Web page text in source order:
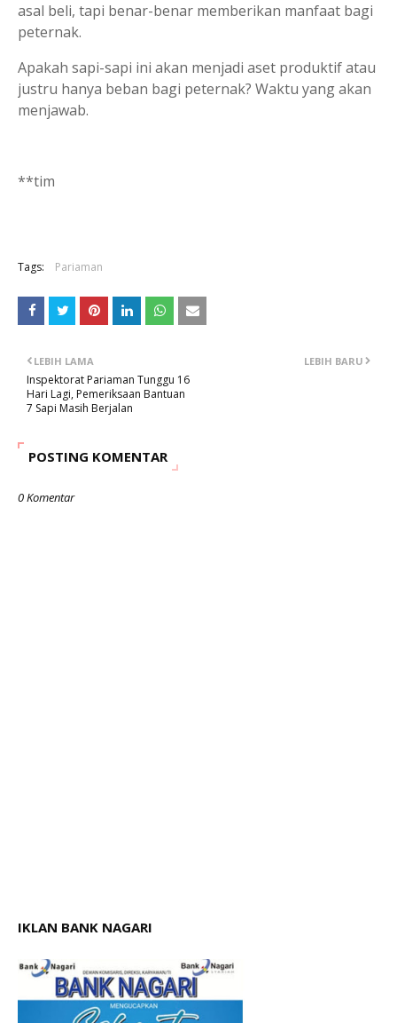
asal beli, tapi benar-benar memberikan manfaat bagi
peternak.
Apakah sapi-sapi ini akan menjadi aset produktif atau
justru hanya beban bagi peternak? Waktu yang akan
menjawab.
**tim
Tags: Pariaman
LEBIH BARU
LEBIH LAMA
Inspektorat Pariaman Tunggu 16
Hari Lagi, Pemeriksaan Bantuan
7 Sapi Masih Berjalan
POSTING KOMENTAR
0 Komentar
IKLAN BANK NAGARI